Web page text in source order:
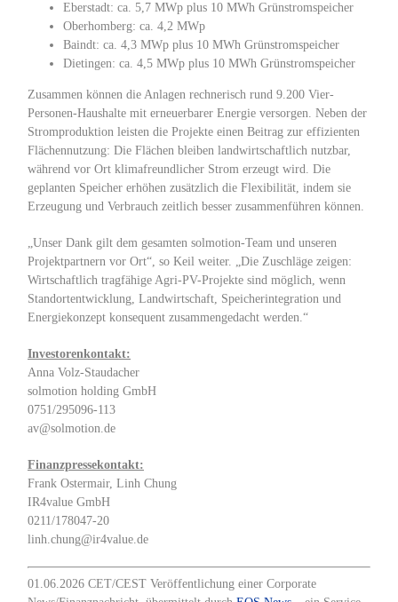
Eberstadt: ca. 5,7 MWp plus 10 MWh Grünstromspeicher
Oberhomberg: ca. 4,2 MWp
Baindt: ca. 4,3 MWp plus 10 MWh Grünstromspeicher
Dietingen: ca. 4,5 MWp plus 10 MWh Grünstromspeicher
Zusammen können die Anlagen rechnerisch rund 9.200 Vier-
Personen-Haushalte mit erneuerbarer Energie versorgen. Neben der
Stromproduktion leisten die Projekte einen Beitrag zur effizienten
Flächennutzung: Die Flächen bleiben landwirtschaftlich nutzbar,
während vor Ort klimafreundlicher Strom erzeugt wird. Die
geplanten Speicher erhöhen zusätzlich die Flexibilität, indem sie
Erzeugung und Verbrauch zeitlich besser zusammenführen können.
„Unser Dank gilt dem gesamten solmotion-Team und unseren
Projektpartnern vor Ort“, so Keil weiter. „Die Zuschläge zeigen:
Wirtschaftlich tragfähige Agri-PV-Projekte sind möglich, wenn
Standortentwicklung, Landwirtschaft, Speicherintegration und
Energiekonzept konsequent zusammengedacht werden.“
Investorenkontakt:
Anna Volz-Staudacher
solmotion holding GmbH
0751/295096-113
av@solmotion.de
Finanzpressekontakt:
Frank Ostermair, Linh Chung
IR4value GmbH
0211/178047-20
linh.chung@ir4value.de
01.06.2026 CET/CEST Veröffentlichung einer Corporate